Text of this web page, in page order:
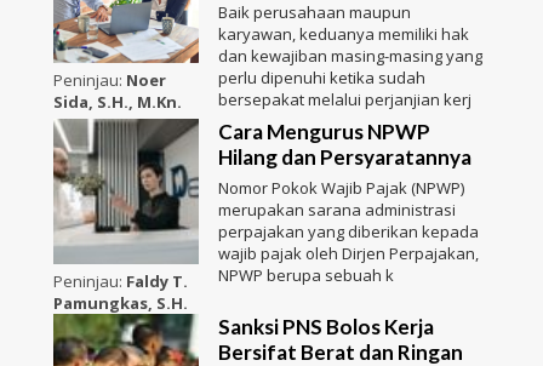
Peninjau: Noer
Sida, S.H., M.Kn.
Baik perusahaan maupun
karyawan, keduanya memiliki hak
dan kewajiban masing-masing yang
perlu dipenuhi ketika sudah
bersepakat melalui perjanjian kerj
Peninjau: Faldy T.
Pamungkas, S.H.
Cara Mengurus NPWP
Hilang dan Persyaratannya
Nomor Pokok Wajib Pajak (NPWP)
merupakan sarana administrasi
perpajakan yang diberikan kepada
wajib pajak oleh Dirjen Perpajakan,
NPWP berupa sebuah k
Sanksi PNS Bolos Kerja
Bersifat Berat dan Ringan